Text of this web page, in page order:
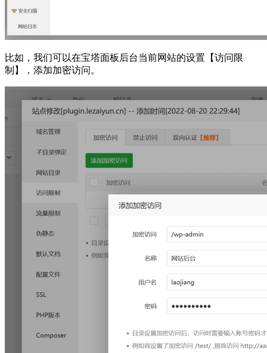
比如，我们可以在宝塔面板后台当前网站的设置【访问限
制】，添加加密访问。